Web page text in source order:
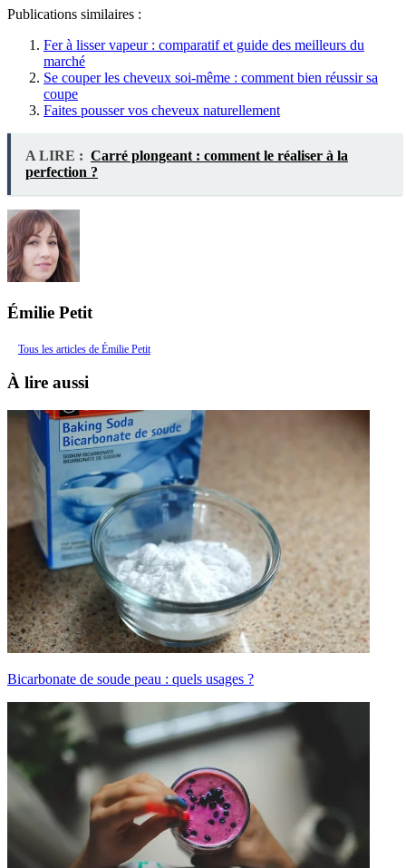
Publications similaires :
Fer à lisser vapeur : comparatif et guide des meilleurs du
marché
Se couper les cheveux soi-même : comment bien réussir sa
coupe
Faites pousser vos cheveux naturellement
A LIRE : Carré plongeant : comment le réaliser à la
perfection ?
Émilie Petit
Tous les articles de Émilie Petit
À lire aussi
Bicarbonate de soude peau : quels usages ?